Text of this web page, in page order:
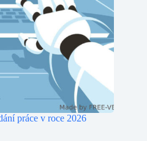
práce v roce 2026